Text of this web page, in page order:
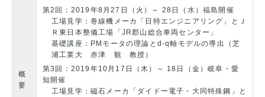
概
要
第2回：2019年8月27日（火）～ 28日（水）福島開催
工場見学：巻線機メーカ「日特エンジニアリング」とＪ
Ｒ東日本整備工場「JR郡山総合車両センター」
基礎講座：PMモータの理論とd-q軸モデルの導出（芝
浦工業大 赤津 観 教授）
第3回：2019年10月17日（木）～ 18日（金）岐阜・愛
知開催
工場見学：磁石メーカ「ダイドー電子・大同特殊鋼」と